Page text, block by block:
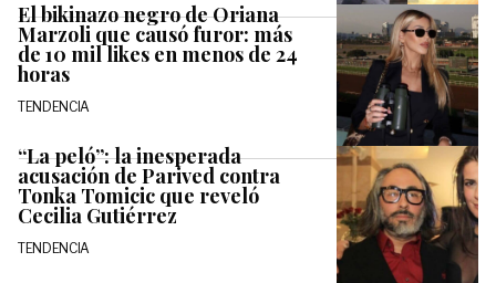
El bikinazo negro de Oriana
Marzoli que causó furor: más
de 10 mil likes en menos de 24
horas
TENDENCIA
“La peló”: la inesperada
acusación de Parived contra
Tonka Tomicic que reveló
Cecilia Gutiérrez
TENDENCIA